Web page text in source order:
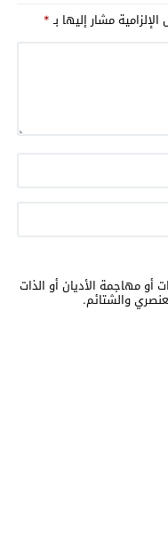
الإلزامية مشار إليها بـ*
أو مهاجمة الأديان أو الذات
والشتائم.